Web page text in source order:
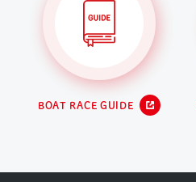
BOAT RACE GUIDE